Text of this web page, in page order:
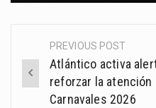
Post
navigation
PREVIOUS POST
Atlántico activa
reforzar la
Carnavales 2026